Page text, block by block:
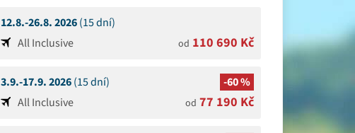
12.8.-26.8. 2026(15 dní)
All Inclusive
od 110 690 Kč
3.9.-17.9. 2026(15 dní)
-60 %
All Inclusive
od 77 190 Kč